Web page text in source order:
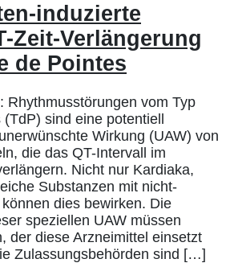
induzierte
Zeit-Verlängerung
de Pointes
Rhythmusstörungen vom Typ
sind eine potentiell
Wirkung (UAW) von
die das QT-Intervall im
Nicht nur Kardiaka,
Substanzen mit nicht-
dies bewirken. Die
speziellen UAW müssen
der diese Arzneimittel einsetzt
Zulassungsbehörden sind […]